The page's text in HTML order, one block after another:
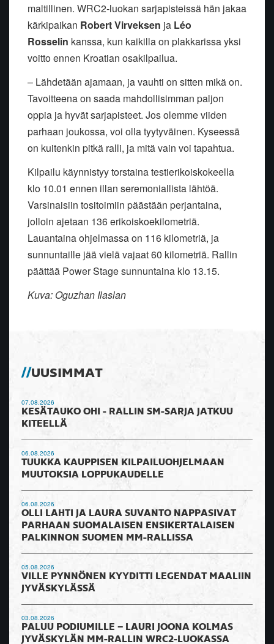
maltillinen. WRC2-luokan sarjapisteissä hän jakaa
kärkipaikan Robert Virveksen ja Léo
Rosselin kanssa, kun kaikilla on plakkarissa yksi
voitto ennen Kroatian osakilpailua.
– Lähdetään ajamaan, ja vauhti on sitten mikä on.
Tavoitteena on saada mahdollisimman paljon
oppia ja hyvät sarjapisteet. Jos olemme viiden
parhaan joukossa, voi olla tyytyväinen. Kyseessä
on kuitenkin pitkä ralli, ja mitä vain voi tapahtua.
Kilpailu käynnistyy torstaina testierikoiskokeella
klo 10.01 ennen illan seremoniallista lähtöä.
Varsinaisiin tositoimiin päästään perjantaina,
jolloin ajetaan 136 erikoiskoekilometriä.
Lauantaina ohjelmassa on 116 kilometriä, ja
sunnuntaille jää vielä vajaat 60 kilometriä. Rallin
päättää Power Stage sunnuntaina klo 13.15.
Kuva: Oguzhan Ilaslan
UUSIMMAT
07.08.2026
KESÄTAUKO OHI - RALLIN SM-SARJA JATKUU
KITEELLÄ
06.08.2026
TUUKKA KAUPPISEN KILPAILUOHJELMAAN
MUUTOKSIA LOPPUKAUDELLE
06.08.2026
OLLI LAHTI JA LAURA SUVANTO NAPPASIVAT
PARHAAN SUOMALAISEN ENSIKERTALAISEN
PALKINNON SUOMEN MM-RALLISSA
05.08.2026
VILLE PYNNÖNEN KYYDITTI LEGENDAT MAALIIN
JYVÄSKYLÄSSÄ
03.08.2026
PALUU PODIUMILLE – LAURI JOONA KOLMAS
JYVÄSKYLÄN MM-RALLIN WRC2-LUOKASSA